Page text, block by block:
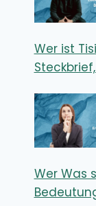
Wer ist
Wer Was